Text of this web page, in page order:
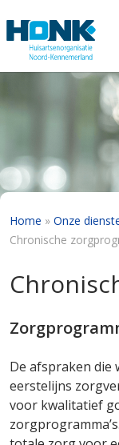
en
gaan
Kruimelpad
Home Onze
Chronische
De afspraken die
eerstelijns
voor kwalitatief